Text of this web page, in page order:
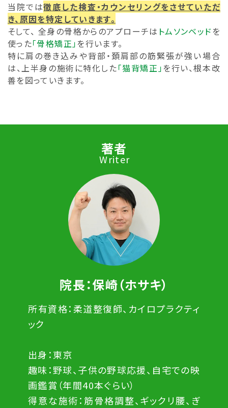
当院では徹底した検査・カウンセリングをさせていただ
き、原因を特定していきます。
そして、 全身の骨格からのアプローチは トムソンベッド を
使った「骨格矯正」 を行います。
特に肩の巻き込みや背部・頚肩部の筋緊張が強い場合
は、上半身の施術に特化した「猫背矯正」 を行い、根本改
善を図っていきます。
著者
Writer
院長：保崎（ホサキ）
所有資格：柔道整復師、カイロプラクティ
ック
出身：東京
趣味：野球、子供の野球応援、自宅での映
画鑑賞（年間40本ぐらい）
得意な施術：筋骨格調整、ギックリ腰、ぎ